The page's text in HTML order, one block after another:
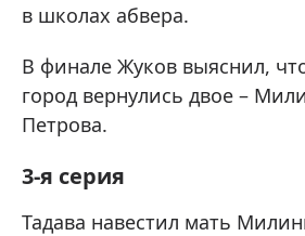
в школах абвера.
В финале Жуков выяснил,
город вернулись двое –
Петрова.
3-я серия
Тадава навестил мать